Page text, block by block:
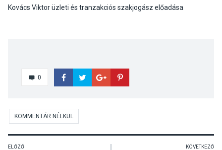
Kovács Viktor üzleti és tranzakciós szakjogász előadása
0
KOMMENTÁR NÉLKÜL
ELŐZŐ KÖVETKEZŐ